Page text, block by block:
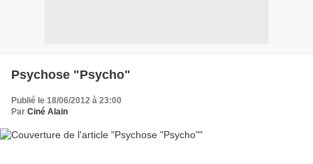
Psychose "Psycho"
Publié le 18/06/2012 à 23:00
Par Ciné Alain